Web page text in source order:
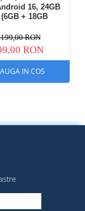
16, 24GB
+ 18GB
16MP, PC
Functii AI, Face
18W, Dual SIM
RON
RON
IN COS